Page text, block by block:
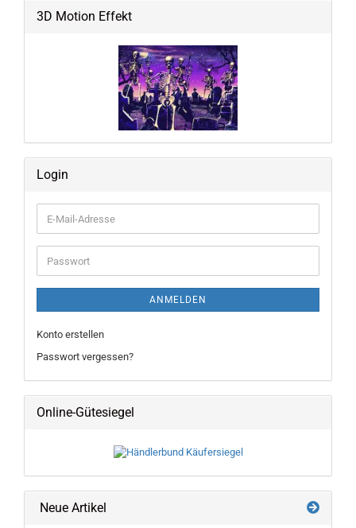
3D Motion Effekt
Login
E-
Mail-
Adresse
Passwort
ANMELDEN
Konto erstellen
Passwort vergessen?
Online-Gütesiegel
Neue Artikel